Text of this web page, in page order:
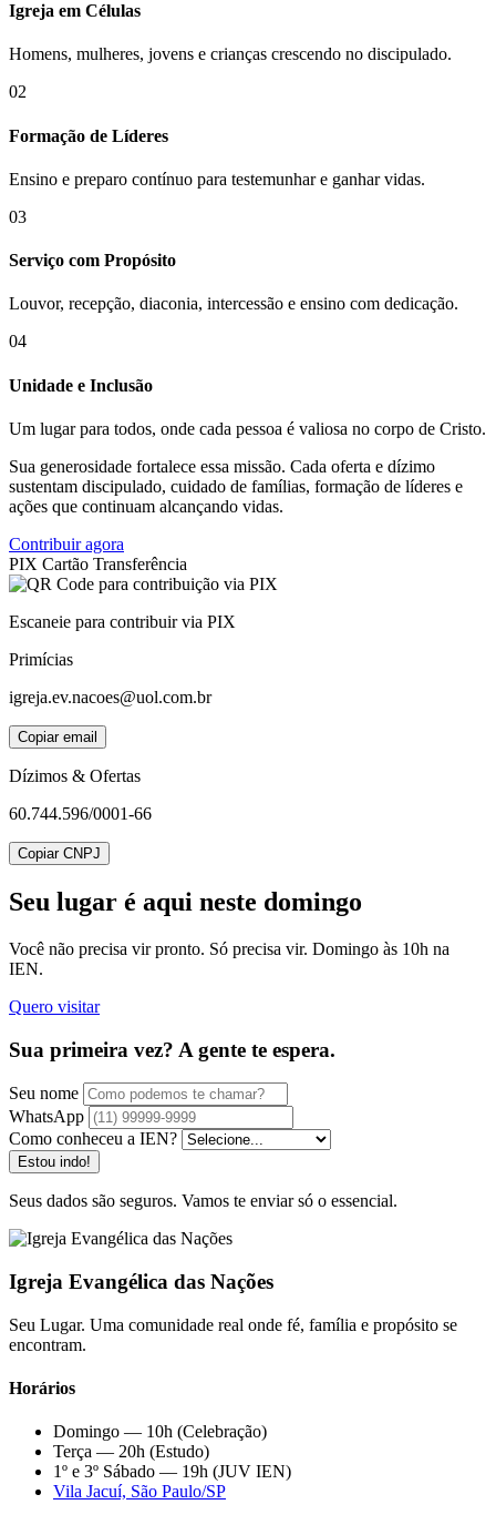
Igreja em Células
Homens, mulheres, jovens e crianças crescendo no discipulado.
02
Formação de Líderes
Ensino e preparo contínuo para testemunhar e ganhar vidas.
03
Serviço com Propósito
Louvor, recepção, diaconia, intercessão e ensino com dedicação.
04
Unidade e Inclusão
Um lugar para todos, onde cada pessoa é valiosa no corpo de Cristo.
Sua generosidade fortalece essa missão. Cada oferta e dízimo
sustentam discipulado, cuidado de famílias, formação de líderes e
ações que continuam alcançando vidas.
Contribuir agora
PIX Cartão Transferência
Escaneie para contribuir via PIX
Primícias
igreja.ev.nacoes@uol.com.br
Copiar email
Dízimos & Ofertas
60.744.596/0001-66
Copiar CNPJ
Seu lugar é aqui neste domingo
Você não precisa vir pronto. Só precisa vir. Domingo às 10h na
IEN.
Quero visitar
Sua primeira vez? A gente te espera.
Seu nome
WhatsApp
Como conheceu a IEN?
Estou indo!
Seus dados são seguros. Vamos te enviar só o essencial.
Igreja Evangélica das Nações
Seu Lugar. Uma comunidade real onde fé, família e propósito se
encontram.
Horários
Domingo — 10h (Celebração)
Terça — 20h (Estudo)
1º e 3º Sábado — 19h (JUV IEN)
Vila Jacuí, São Paulo/SP